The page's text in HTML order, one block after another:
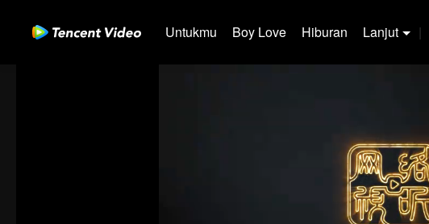
Untukmu Boy Love Hiburan Lanjut |
61-90 91-120